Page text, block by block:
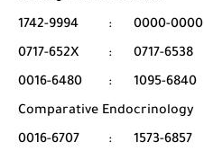
1742-9994
: 0000-0000
0717-652X
: 0717-6538
0016-6480
: 1095-6840
Comparative Endocrinology
0016-6707
: 1573-6857